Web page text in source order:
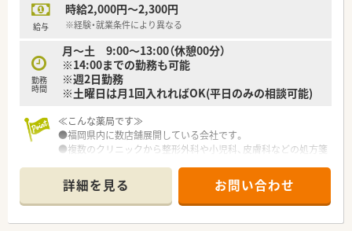
私生活の充実を第一に考えている方に最適な環境です。
■残業が月に10時間未満と非常に少ない環境のため、仕事終わ
■風通しが良く、経営陣に対していつでも現場の声をダイレクト
に届けられる小規模な個人薬局を希望する方に最適です。
給与
時給2,000円～2,300円
※経験・就業条件により異なる
勤務
時間
月～土 9:00～13:00（休憩00分）
※14:00までの勤務も可能
※週2日勤務
※土曜日は月1回入れればOK(平日のみの相談可能)
≪こんな薬局です≫
●福岡県内に数店舗展開している会社です。
●複数のクリニックから整形外科や小児科、皮膚科などの処方箋
●男性薬剤師が活躍！
●急なお休みへの体制も整っています
詳細を見る お問い合わせ